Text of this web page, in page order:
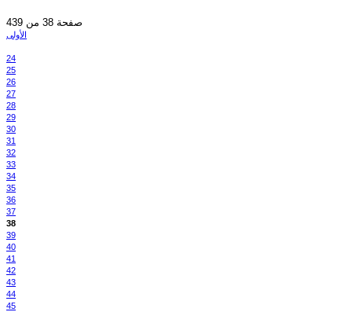
صفحة 38 من 439
الأولى
24
25
26
27
28
29
30
31
32
33
34
35
36
37
38
39
40
41
42
43
44
45